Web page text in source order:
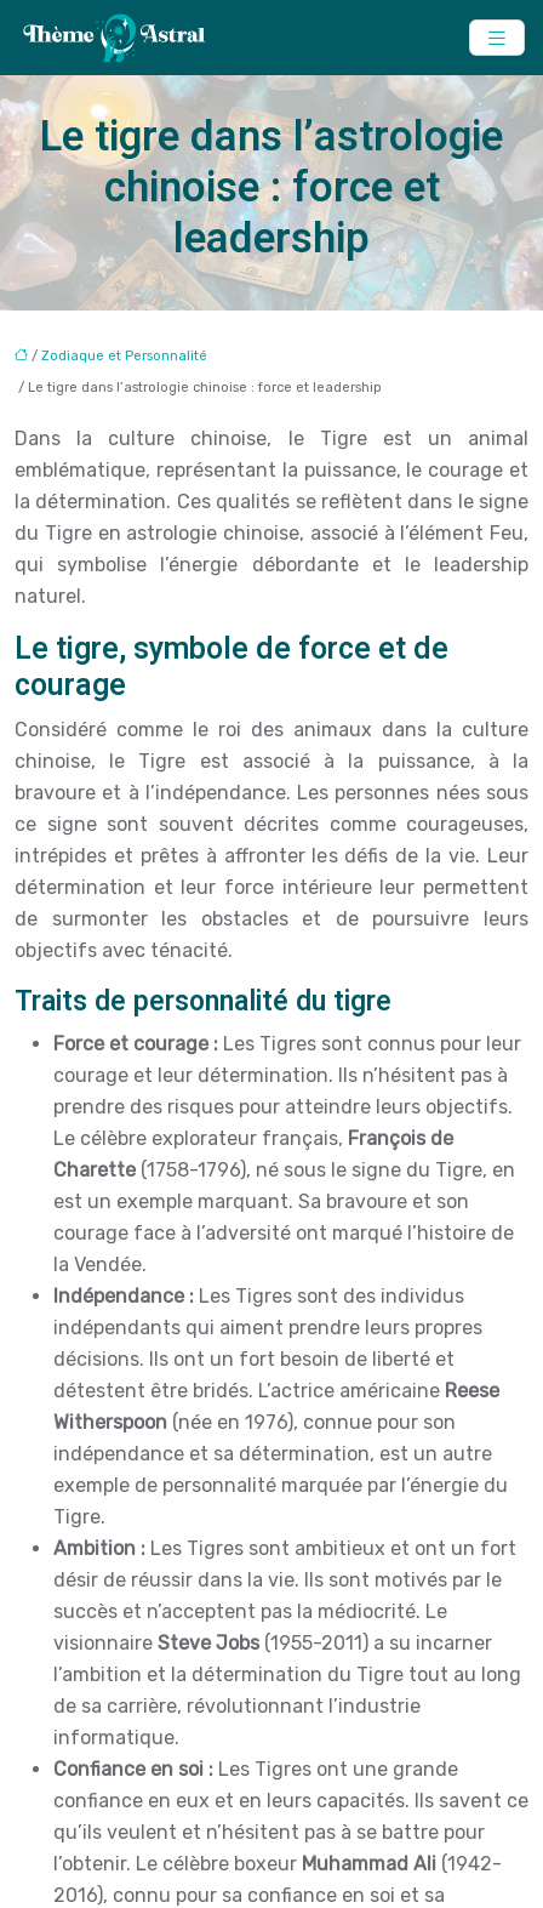
Le tigre dans l’astrologie
chinoise : force et
leadership
/ Zodiaque et Personnalité
/ Le tigre dans l’astrologie chinoise : force et leadership
Dans la culture chinoise, le Tigre est un animal
emblématique, représentant la puissance, le courage et
la détermination. Ces qualités se reflètent dans le signe
du Tigre en astrologie chinoise, associé à l’élément Feu,
qui symbolise l’énergie débordante et le leadership
naturel.
Le tigre, symbole de force et de
courage
Considéré comme le roi des animaux dans la culture
chinoise, le Tigre est associé à la puissance, à la
bravoure et à l’indépendance. Les personnes nées sous
ce signe sont souvent décrites comme courageuses,
intrépides et prêtes à affronter les défis de la vie. Leur
détermination et leur force intérieure leur permettent
de surmonter les obstacles et de poursuivre leurs
objectifs avec ténacité.
Traits de personnalité du tigre
Force et courage : Les Tigres sont connus pour leur
courage et leur détermination. Ils n’hésitent pas à
prendre des risques pour atteindre leurs objectifs.
Le célèbre explorateur français, François de
Charette (1758-1796), né sous le signe du Tigre, en
est un exemple marquant. Sa bravoure et son
courage face à l’adversité ont marqué l’histoire de
la Vendée.
Indépendance : Les Tigres sont des individus
indépendants qui aiment prendre leurs propres
décisions. Ils ont un fort besoin de liberté et
détestent être bridés. L’actrice américaine Reese
Witherspoon (née en 1976), connue pour son
indépendance et sa détermination, est un autre
exemple de personnalité marquée par l’énergie du
Tigre.
Ambition : Les Tigres sont ambitieux et ont un fort
désir de réussir dans la vie. Ils sont motivés par le
succès et n’acceptent pas la médiocrité. Le
visionnaire Steve Jobs (1955-2011) a su incarner
l’ambition et la détermination du Tigre tout au long
de sa carrière, révolutionnant l’industrie
informatique.
Confiance en soi : Les Tigres ont une grande
confiance en eux et en leurs capacités. Ils savent ce
qu’ils veulent et n’hésitent pas à se battre pour
l’obtenir. Le célèbre boxeur Muhammad Ali (1942-
2016), connu pour sa confiance en soi et sa